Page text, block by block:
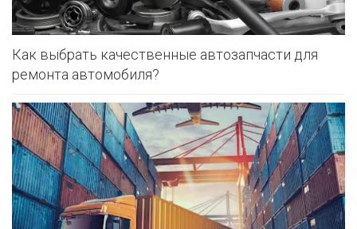
Как выбрать качественные автозапчасти для
ремонта автомобиля?